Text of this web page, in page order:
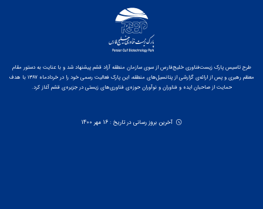
طرح تاسیس پارک زیست‌فناوری خلیج‌فارس از سوی سازمان منطقه آزاد قشم پیشنهاد شد و با عنایت به دستور مقام
معظم رهبری و پس از ارائه‌ی گزارشی از پتانسیل‌های منطقه، این پارک فعالیت رسمی خود را در خردادماه ۱۳۸۷ با هدف
حمایت از صاحبان ایده و فناوران و نوآوران حوزه‌ی فناوری‌های زیستی در جزیره‌ی قشم آغاز کرد.
آخرین بروز رسانی در تاریخ : 16 مهر 1400